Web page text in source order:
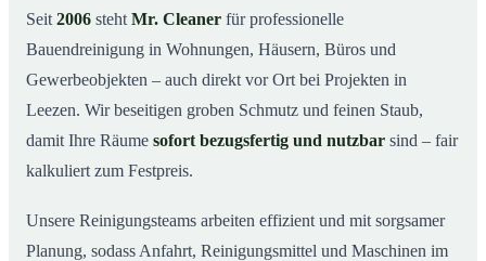
ab
Seit 2006 steht Mr. Cleaner für professionelle
Bauendreinigung in Wohnungen, Häusern, Büros und
Gewerbeobjekten – auch direkt vor Ort bei Projekten in
Leezen. Wir beseitigen groben Schmutz und feinen Staub,
damit Ihre Räume sofort bezugsfertig und nutzbar sind – fair
kalkuliert zum Festpreis.
Unsere Reinigungsteams arbeiten effizient und mit sorgsamer
Planung, sodass Anfahrt, Reinigungsmittel und Maschinen im